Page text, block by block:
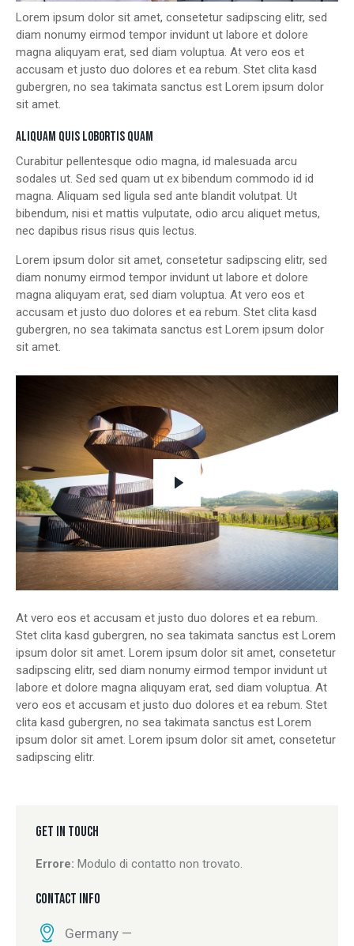
Lorem ipsum dolor sit amet, consetetur sadipscing elitr, sed
diam nonumy eirmod tempor invidunt ut labore et dolore
magna aliquyam erat, sed diam voluptua. At vero eos et
accusam et justo duo dolores et ea rebum. Stet clita kasd
gubergren, no sea takimata sanctus est Lorem ipsum dolor
sit amet.
ALIQUAM QUIS LOBORTIS QUAM
Curabitur pellentesque odio magna, id malesuada arcu
sodales ut. Sed sed quam ut ex bibendum commodo id id
magna. Aliquam sed ligula sed ante blandit volutpat. Ut
bibendum, nisi et mattis vulputate, odio arcu aliquet metus,
nec dapibus risus risus quis lectus.
Lorem ipsum dolor sit amet, consetetur sadipscing elitr, sed
diam nonumy eirmod tempor invidunt ut labore et dolore
magna aliquyam erat, sed diam voluptua. At vero eos et
accusam et justo duo dolores et ea rebum. Stet clita kasd
gubergren, no sea takimata sanctus est Lorem ipsum dolor
sit amet.
At vero eos et accusam et justo duo dolores et ea rebum.
Stet clita kasd gubergren, no sea takimata sanctus est Lorem
ipsum dolor sit amet. Lorem ipsum dolor sit amet, consetetur
sadipscing elitr, sed diam nonumy eirmod tempor invidunt ut
labore et dolore magna aliquyam erat, sed diam voluptua. At
vero eos et accusam et justo duo dolores et ea rebum. Stet
clita kasd gubergren, no sea takimata sanctus est Lorem
ipsum dolor sit amet. Lorem ipsum dolor sit amet, consetetur
sadipscing elitr.
GET IN TOUCH
Errore: Modulo di contatto non trovato.
CONTACT INFO
Germany —